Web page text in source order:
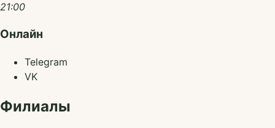
21:00
Онлайн
Telegram
VK
Филиалы